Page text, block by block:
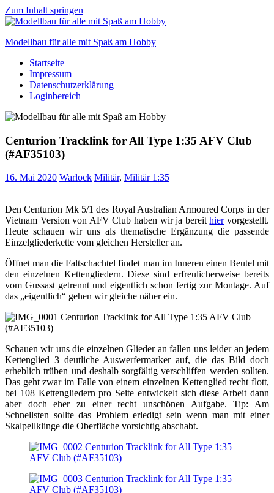
Zum Inhalt springen
Modellbau für alle mit Spaß am Hobby
Scale
modelling
to
Startseite
Impressum
Datenschutzerklärung
Loginbereich
Centurion Tracklink for All Type 1:35 AFV Club
(#AF35103)
16. Mai 2020 Warlock Militär, Militär 1:35
Den Centurion Mk 5/1 des Royal Australian Armoured Corps in der
Vietnam Version von AFV Club haben wir ja bereithiervorgestellt.
Heute schauen wir uns als thematische Ergänzung die passende
Einzelgliederkette vom gleichen Hersteller an.
Öffnet man die Faltschachtel findet man im Inneren einen Beutel mit
den einzelnen Kettengliedern. Diese sind erfreulicherweise bereits
vom Gussast getrennt und eigentlich schon fertig zur Montage. Auf
das „eigentlich“ gehen wir gleiche näher ein.
Schauen wir uns die einzelnen Glieder an fallen uns leider an jedem
Kettenglied 3 deutliche Auswerfermarker auf, die das Bild doch
erheblich trüben und deshalb sorgfältig verschliffen werden sollten.
Das geht zwar im Falle von einem einzelnen Kettenglied recht flott,
bei 108 Kettengliedern pro Seite entwickelt sich diese Arbeit dann
aber doch eher zu einer recht unschönen Aufgabe. Tip: Am
Schnellsten sollte das Problem erledigt sein wenn man mit einer
Skalpellklinge die Oberfläche vorsichtig abschabt.